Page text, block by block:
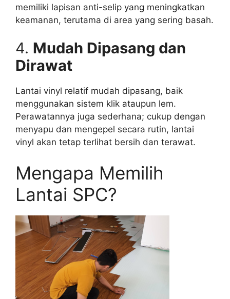
memiliki lapisan anti-selip yang meningkatkan
keamanan, terutama di area yang sering basah.
4. Mudah Dipasang dan
Dirawat
Lantai vinyl relatif mudah dipasang, baik
menggunakan sistem klik ataupun lem.
Perawatannya juga sederhana; cukup dengan
menyapu dan mengepel secara rutin, lantai
vinyl akan tetap terlihat bersih dan terawat.
Mengapa Memilih
Lantai SPC?